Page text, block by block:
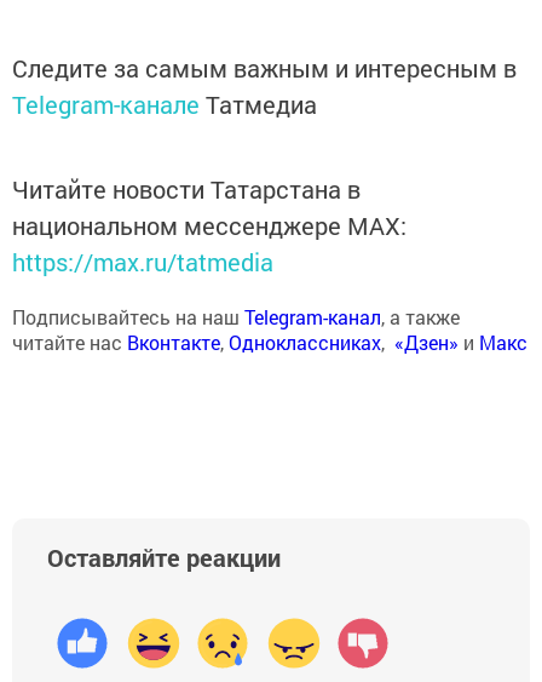
Следите за самым важным и интересным в
Telegram-канале Татмедиа
Читайте новости Татарстана в
национальном мессенджере MАХ:
https://max.ru/tatmedia
Подписывайтесь на наш Telegram-канал, а также
читайте нас Вконтакте,Одноклассниках, «Дзен» и Макс
Оставляйте реакции